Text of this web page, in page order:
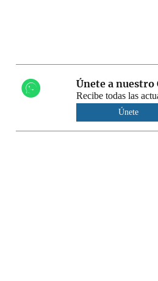
Únete a nuestro
Recibe todas las
Únete